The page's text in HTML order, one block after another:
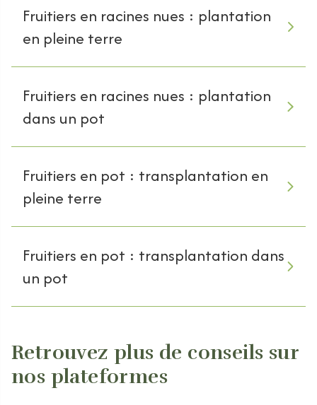
Fruitiers en racines nues : plantation
en pleine terre
Fruitiers en racines nues : plantation
dans un pot
Fruitiers en pot : transplantation en
pleine terre
Fruitiers en pot : transplantation dans
un pot
Retrouvez plus de conseils sur
nos plateformes